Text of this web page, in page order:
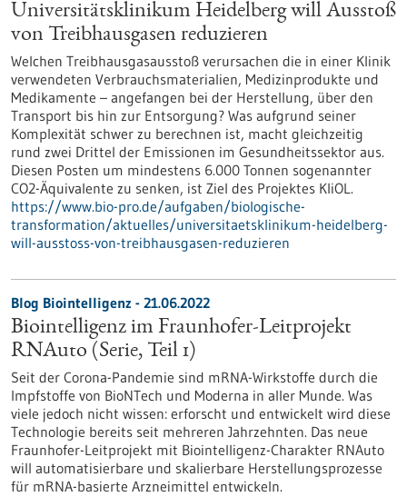
Universitätsklinikum Heidelberg will Ausstoß
von Treibhausgasen reduzieren
Welchen Treibhausgasausstoß verursachen die in einer Klinik
verwendeten Verbrauchsmaterialien, Medizinprodukte und
Medikamente – angefangen bei der Herstellung, über den
Transport bis hin zur Entsorgung? Was aufgrund seiner
Komplexität schwer zu berechnen ist, macht gleichzeitig
rund zwei Drittel der Emissionen im Gesundheitssektor aus.
Diesen Posten um mindestens 6.000 Tonnen sogenannter
CO2-Äquivalente zu senken, ist Ziel des Projektes KliOL.
https://www.bio-pro.de/aufgaben/biologische-
transformation/aktuelles/universitaetsklinikum-heidelberg-
will-ausstoss-von-treibhausgasen-reduzieren
Blog Biointelligenz - 21.06.2022
Biointelligenz im Fraunhofer-Leitprojekt
RNAuto (Serie, Teil 1)
Seit der Corona-Pandemie sind mRNA-Wirkstoffe durch die
Impfstoffe von BioNTech und Moderna in aller Munde. Was
viele jedoch nicht wissen: erforscht und entwickelt wird diese
Technologie bereits seit mehreren Jahrzehnten. Das neue
Fraunhofer-Leitprojekt mit Biointelligenz-Charakter RNAuto
will automatisierbare und skalierbare Herstellungsprozesse
für mRNA-basierte Arzneimittel entwickeln.